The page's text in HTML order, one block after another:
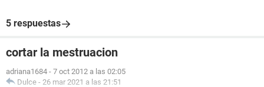
5 respuestas
cortar la mestruacion
adriana1684 - 7 oct 2012 a las 02:05
Dulce - 26 mar 2021 a las 21:51